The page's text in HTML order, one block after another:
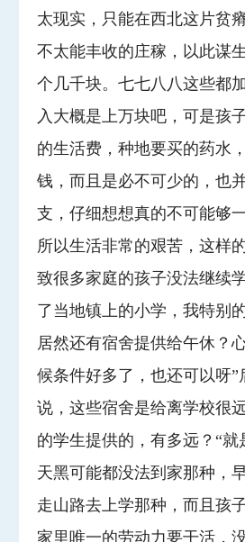
太现实，只能在西北这片贫
不太能丰收的庄稼，以此谋
个几千块。七七八八这些都
入大概是上万块吧，可是孩
的生活费，种地要买的药水
钱，而且是必不可少的，也
支，仔细想想真的不可能够
所以生活非常的艰苦，这样
致很多家庭的孩子没法继续
了当地镇上的小学，我特别
居然还有宿舍提供给午休？
候条件好多了，也还可以呀”
说，这些宿舍是给离学校很
的学生提供的，有多远？“就
天黑可能都没法到家那种，
走山路去上学那种，而且孩
家里唯一的劳动力要干活，